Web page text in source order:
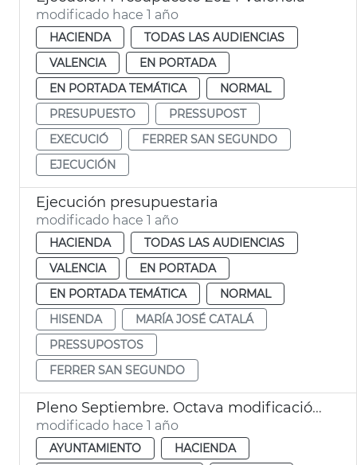
modificado hace 1 año
HACIENDA
TODAS LAS AUDIENCIAS
VALENCIA
EN PORTADA
EN PORTADA TEMÁTICA
NORMAL
PRESUPUESTO
PRESSUPOST
EXECUCIÓ
FERRER SAN SEGUNDO
EJECUCIÓN
Ejecución presupuestaria
modificado hace 1 año
HACIENDA
TODAS LAS AUDIENCIAS
VALENCIA
EN PORTADA
EN PORTADA TEMÁTICA
NORMAL
HISENDA
MARÍA JOSÉ CATALÁ
PRESSUPOSTOS
FERRER SAN SEGUNDO
Pleno Septiembre. Octava modificación presupuestaria
modificado hace 1 año
AYUNTAMIENTO
HACIENDA